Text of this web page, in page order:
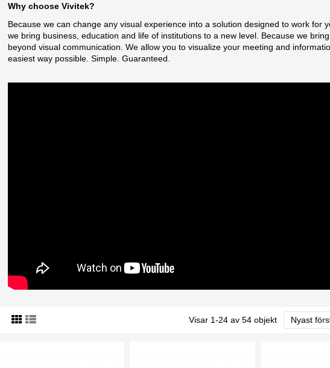
Why choose Vivitek?
Because we can change any visual experience into a solution designed to work for
we bring business, education and life of institutions to a new level. Because we
beyond visual communication. We allow you to visualize your meeting and
easiest way possible. Simple. Guaranteed.
Visar 1-24 av 54 objekt Nyast